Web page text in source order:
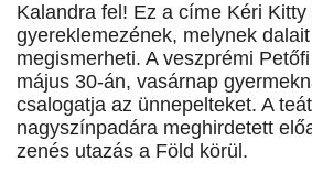
Kalandra fel! Ez a címe Kéri Kitty
gyereklemezének, melynek dalait
megismerheti. A veszprémi
május 30-án, vasárnap
csalogatja az ünnepelteket. A
nagyszínpadára meghirdetett
zenés utazás a Föld körül.